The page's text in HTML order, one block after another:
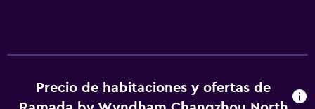
Precio de habitaciones y ofertas de